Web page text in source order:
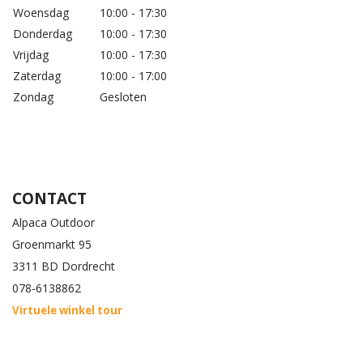
Woensdag
10:00 - 17:30
Donderdag
10:00 - 17:30
Vrijdag
10:00 - 17:30
Zaterdag
10:00 - 17:00
Zondag
Gesloten
CONTACT
Alpaca Outdoor
Groenmarkt 95
3311 BD Dordrecht
078-6138862
Virtuele winkel tour